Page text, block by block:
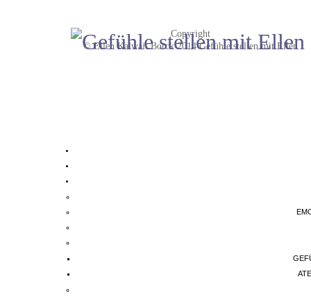
Copyright
© Ellen Kalwait Borck 2014 Gefühle stellen mit Ellen